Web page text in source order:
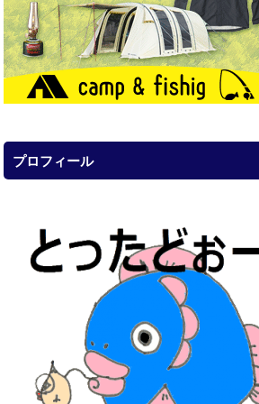
プロフィール